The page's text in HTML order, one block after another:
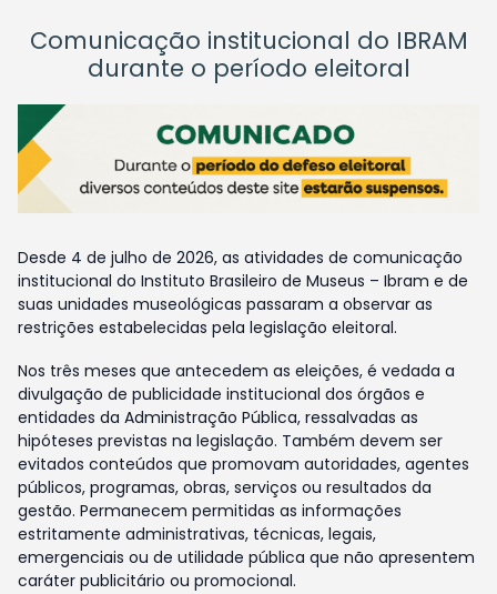
Comunicação institucional do IBRAM
durante o período eleitoral
Desde 4 de julho de 2026, as atividades de comunicação
institucional do Instituto Brasileiro de Museus – Ibram e de
suas unidades museológicas passaram a observar as
restrições estabelecidas pela legislação eleitoral.
Nos três meses que antecedem as eleições, é vedada a
divulgação de publicidade institucional dos órgãos e
entidades da Administração Pública, ressalvadas as
hipóteses previstas na legislação. Também devem ser
evitados conteúdos que promovam autoridades, agentes
públicos, programas, obras, serviços ou resultados da
gestão. Permanecem permitidas as informações
estritamente administrativas, técnicas, legais,
emergenciais ou de utilidade pública que não apresentem
caráter publicitário ou promocional.